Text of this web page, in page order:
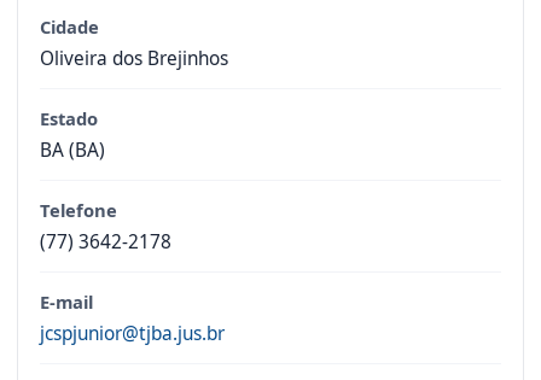
Cidade
Oliveira dos Brejinhos
Estado
BA (BA)
Telefone
(77) 3642-2178
E-mail
jcspjunior@tjba.jus.br